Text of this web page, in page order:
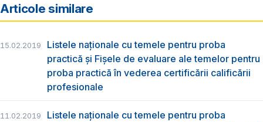
Articole similare
15.02.2019
Listele naționale cu temele pentru proba
practică și Fișele de evaluare ale temelor pentru
proba practică în vederea certificării calificării
profesionale
11.02.2019
Listele naționale cu temele pentru proba